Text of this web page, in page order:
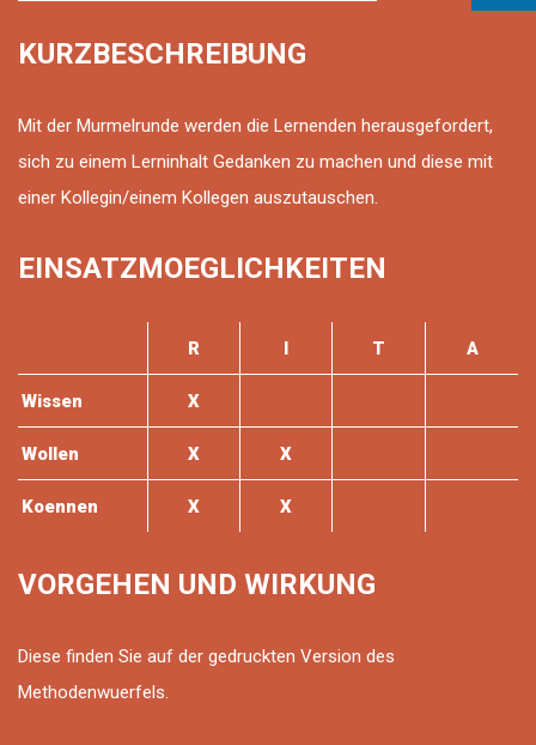
KURZBESCHREIBUNG
Mit der Murmelrunde werden die Lernenden herausgefordert,
sich zu einem Lerninhalt Gedanken zu machen und diese mit
einer Kollegin/einem Kollegen auszutauschen.
EINSATZMOEGLICHKEITEN
R I T A
Wissen X
Wollen X X
Koennen X X
VORGEHEN UND WIRKUNG
Diese finden Sie auf der gedruckten Version des
Methodenwuerfels.